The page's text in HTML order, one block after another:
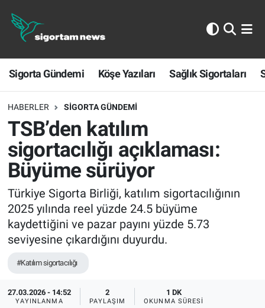
Sigorta Gündemi Köşe Yazıları Sağlık Sigortaları
HABERLER SIGORTA GÜNDEMI
TSB’den katılım
sigortacılığı açıklaması:
Büyüme sürüyor
Türkiye Sigorta Birliği, katılım sigortacılığının
2025 yılında reel yüzde 24.5 büyüme
kaydettiğini ve pazar payını yüzde 5.73
seviyesine çıkardığını duyurdu.
#Katılım sigortacılığı
27.03.2026 - 14:52
YAYINLANMA
2
PAYLAŞIM
1 DK
OKUNMA SÜRESI
Sigorta Gündemi
Köşe Yazıları
Sağlık Sigortaları
Sporun Sigortası
Ekonomi